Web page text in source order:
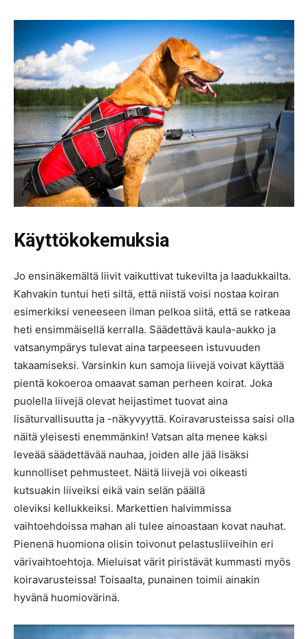
Käyttökokemuksia
Jo ensinäkemältä liivit vaikuttivat tukevilta ja laadukkailta.
Kahvakin tuntui heti siltä, että niistä voisi nostaa koiran
esimerkiksi veneeseen ilman pelkoa siitä, että se ratkeaa
heti ensimmäisellä kerralla. Säädettävä kaula-aukko ja
vatsanympärys tulevat aina tarpeeseen istuvuuden
takaamiseksi. Varsinkin kun samoja liivejä voivat käyttää
pientä kokoeroa omaavat saman perheen koirat. Joka
puolella liivejä olevat heijastimet tuovat aina
lisäturvallisuutta ja -näkyvyyttä. Koiravarusteissa saisi olla
näitä yleisesti enemmänkin! Vatsan alta menee kaksi
leveää säädettävää nauhaa, joiden alle jää lisäksi
kunnolliset pehmusteet. Näitä liivejä voi oikeasti
kutsuakin liiveiksi eikä vain selän päällä
oleviksi kellukkeiksi. Markettien halvimmissa
vaihtoehdoissa mahan ali tulee ainoastaan kovat nauhat.
Pienenä huomiona olisin toivonut pelastusliiveihin eri
värivaihtoehtoja. Mieluisat värit piristävät kummasti myös
koiravarusteissa! Toisaalta, punainen toimii ainakin
hyvänä huomiovärinä.